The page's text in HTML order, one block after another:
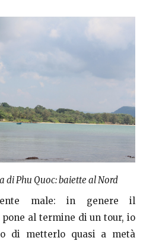
di Phu Quoc: baiette al Nord
male: in genere il
al termine di un tour, io
di metterlo quasi a metà